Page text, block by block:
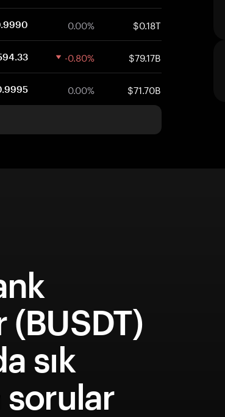
0.00% $0.18T
-0.80% $79.17B
0.00% $71.70B
(BUSDT)
sık